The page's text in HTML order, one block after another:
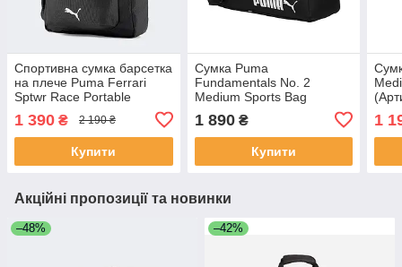
Спортивна сумка барсетка
на плече Puma Ferrari
Sptwr Race Portable
1 390 ₴ 2 190 ₴
Купити
Сумка Puma
Fundamentals No. 2
Medium Sports Bag
1 890₴
Купити
1
Акційні пропозиції та новинки
–48% –42%